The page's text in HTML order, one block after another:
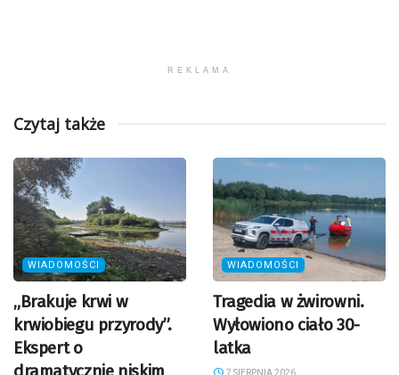
REKLAMA
Czytaj także
WIADOMOŚCI
„Brakuje krwi w
krwiobiegu przyrody”.
Ekspert o
WIADOMOŚCI
Tragedia w żwirowni.
Wyłowiono ciało 30-
latka
7 SIERPNIA 2026